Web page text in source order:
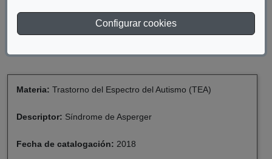
Configurar cookies
Materia: Trastorno del Espectro del Autismo (TEA)
Descriptor: Síndrome de Asperger
Fecha de catalogación: 2018